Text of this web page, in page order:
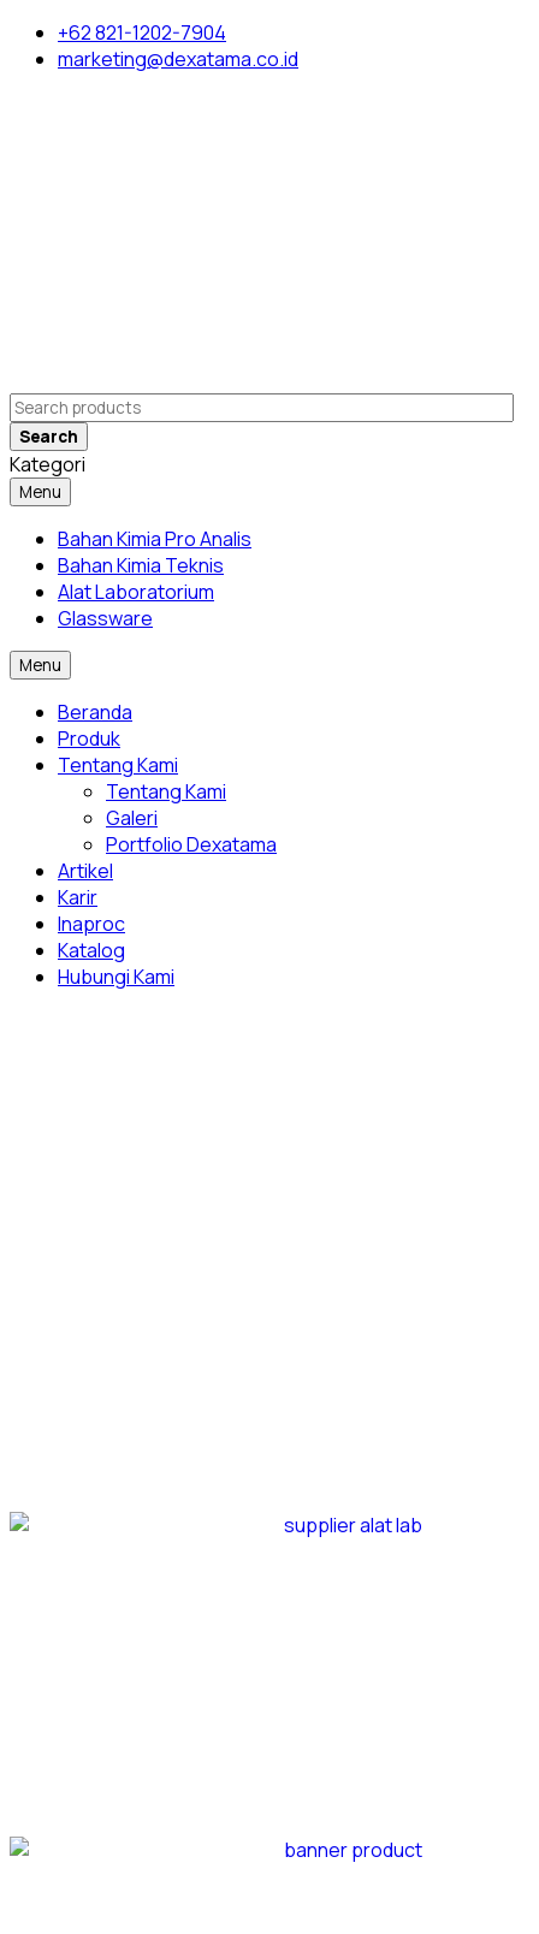
+62 821-1202-7904
marketing@dexatama.co.id
Search
Kategori
Menu
Bahan Kimia Pro Analis
Bahan Kimia Teknis
Alat Laboratorium
Glassware
Menu
Beranda
Produk
Tentang Kami
Tentang Kami
Galeri
Portfolio Dexatama
Artikel
Karir
Inaproc
Katalog
Hubungi Kami